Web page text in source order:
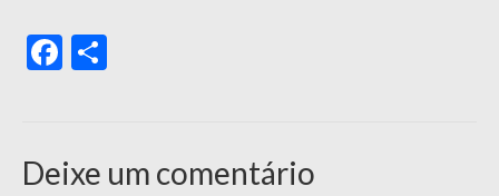
Facebook
Deixe um comentário